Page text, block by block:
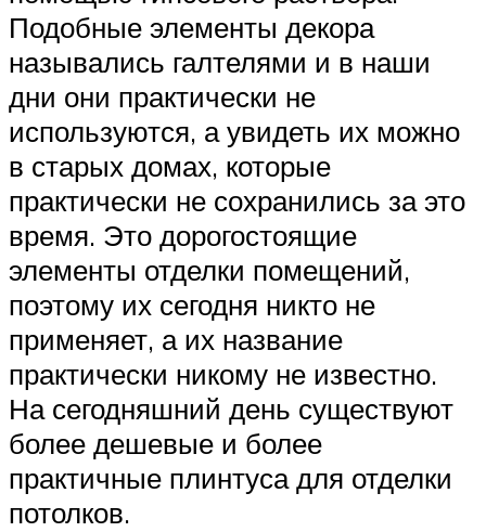
Подобные элементы декора
назывались галтелями и в наши
дни они практически не
используются, а увидеть их можно
в старых домах, которые
практически не сохранились за это
время. Это дорогостоящие
элементы отделки помещений,
поэтому их сегодня никто не
применяет, а их название
практически никому не известно.
На сегодняшний день существуют
более дешевые и более
практичные плинтуса для отделки
потолков.